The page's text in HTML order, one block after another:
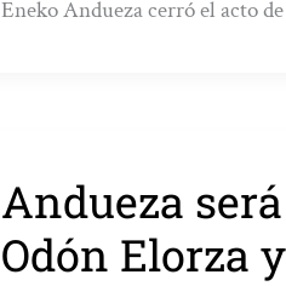
Eneko Andueza cerró el acto
Andueza
Odón Elorza